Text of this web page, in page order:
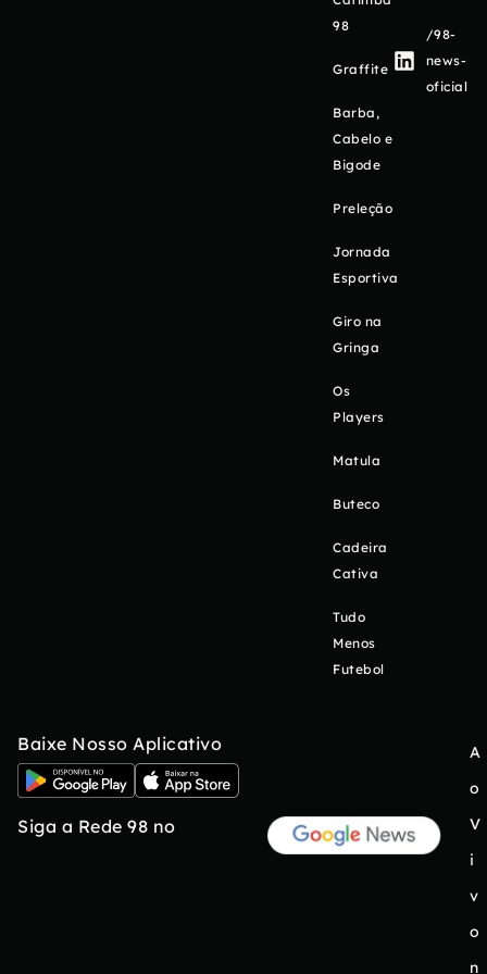
98
Graffite
Barba,
Cabelo e
Bigode
Preleção
Jornada
Esportiva
Giro na
Gringa
Os
Players
Matula
Buteco
Cadeira
Cativa
Tudo
Menos
Futebol
/98-
news-
oficial
Baixe Nosso Aplicativo
Siga a Rede 98 no
A
o
V
i
v
o
n